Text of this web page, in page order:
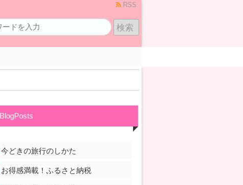
RSS
BlogPosts
今どきの旅行のしかた
お得感満載！ふるさと納税